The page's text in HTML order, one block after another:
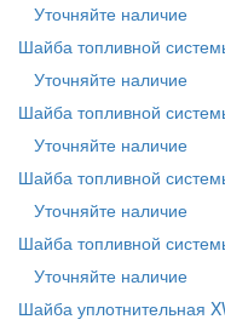
Уточняйте наличие
Шайба топливной
Уточняйте наличие
Шайба топливной
Уточняйте наличие
Шайба топливной
Уточняйте наличие
Шайба топливной
Уточняйте наличие
Шайба уплотнительная